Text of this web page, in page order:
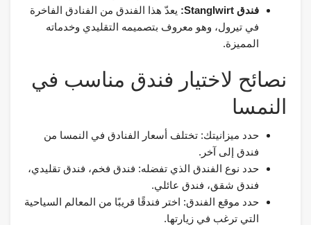
فندق Stanglwirt:
يعدّ هذا الفندق من الفنادق الفاخرة
في تيرول، وهو معروف بتصميمه التقليدي وخدماته
المميزة.
نصائح لاختيار فندق مناسب في
النمسا
حدد ميزانيتك: تختلف أسعار الفنادق في النمسا من
فندق إلى آخر.
حدد نوع الفندق الذي تفضله: فندق فخم، فندق تقليدي،
فندق شقق، فندق عائلي.
حدد موقع الفندق: اختر فندقًا قريبًا من المعالم السياحية
التي ترغب في زيارتها.